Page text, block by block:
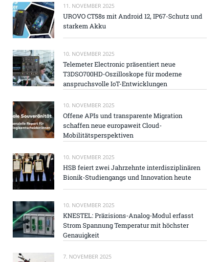
11. NOVEMBER 2025
UROVO CT58s mit Android 12, IP67-Schutz und
starkem Akku
10. NOVEMBER 2025
Telemeter Electronic präsentiert neue
T3DSO700HD-Oszilloskope für moderne
anspruchsvolle IoT-Entwicklungen
10. NOVEMBER 2025
Offene APIs und transparente Migration
schaffen neue europaweit Cloud-
Mobilitätsperspektiven
10. NOVEMBER 2025
HSB feiert zwei Jahrzehnte interdisziplinären
Bionik-Studiengangs und Innovation heute
10. NOVEMBER 2025
KNESTEL: Präzisions-Analog-Modul erfasst
Strom Spannung Temperatur mit höchster
Genauigkeit
7. NOVEMBER 2025